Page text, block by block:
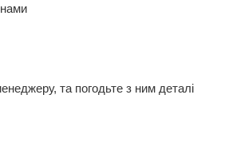
та погодьте з ним деталі